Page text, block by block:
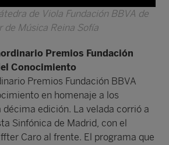
de Viola Fundación BBVA de
de Música Reina Sofía
Premios Fundación
Conocimiento
Premios Fundación BBVA
en homenaje a los
décima edición. La velada corrió a
Sinfónica de Madrid, con el
Caro al frente. El programa que